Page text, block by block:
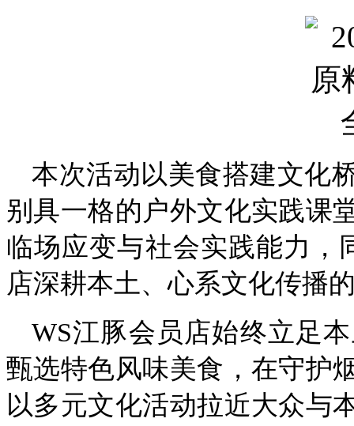
本次活动以美食搭建文化
别具一格的户外文化实践课
临场应变与社会实践能力，
店深耕本土、心系文化传播
WS江豚会员店始终立足
甄选特色风味美食，在守护
以多元文化活动拉近大众与